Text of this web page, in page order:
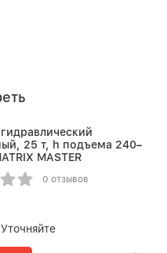
25 т, h подъема 240–
MASTER
0 отзывов
Уточняйте